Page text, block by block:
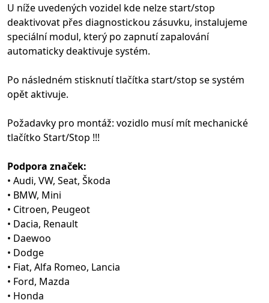
U níže uvedených vozidel kde nelze start/stop
deaktivovat přes diagnostickou zásuvku, instalujeme
speciální modul, který po zapnutí zapalování
automaticky deaktivuje systém.
Po následném stisknutí tlačítka start/stop se systém
opět aktivuje.
Požadavky pro montáž: vozidlo musí mít mechanické
tlačítko Start/Stop !!!
Podpora značek:
• Audi, VW, Seat, Škoda
• BMW, Mini
• Citroen, Peugeot
• Dacia, Renault
• Daewoo
• Dodge
• Fiat, Alfa Romeo, Lancia
• Ford, Mazda
• Honda